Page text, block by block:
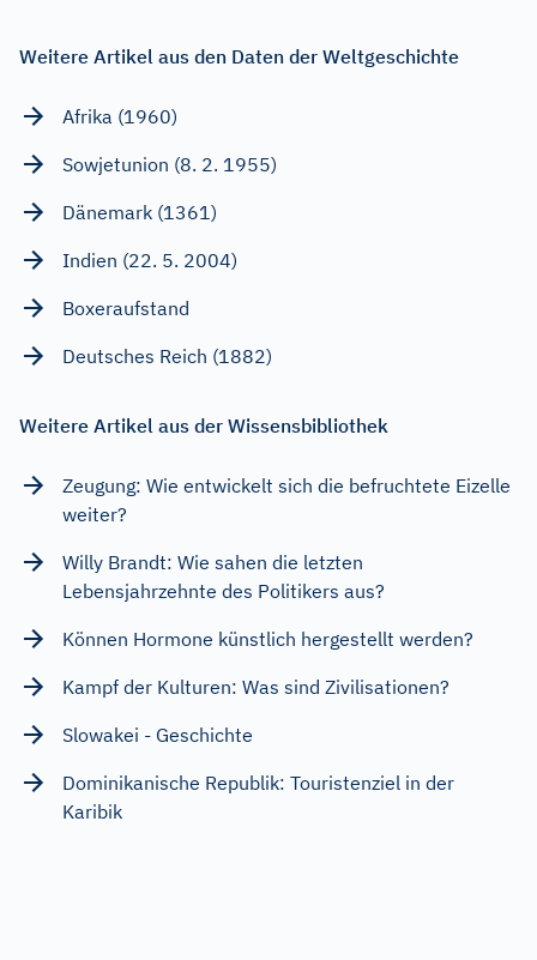
Weitere Artikel aus den Daten der Weltgeschichte
Afrika (1960)
Sowjetunion (8. 2. 1955)
Dänemark (1361)
Indien (22. 5. 2004)
Boxeraufstand
Deutsches Reich (1882)
Weitere Artikel aus der Wissensbibliothek
Zeugung: Wie entwickelt sich die befruchtete Eizelle
weiter?
Willy Brandt: Wie sahen die letzten
Lebensjahrzehnte des Politikers aus?
Können Hormone künstlich hergestellt werden?
Kampf der Kulturen: Was sind Zivilisationen?
Slowakei - Geschichte
Dominikanische Republik: Touristenziel in der
Karibik